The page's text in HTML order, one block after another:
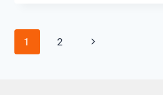
1 2